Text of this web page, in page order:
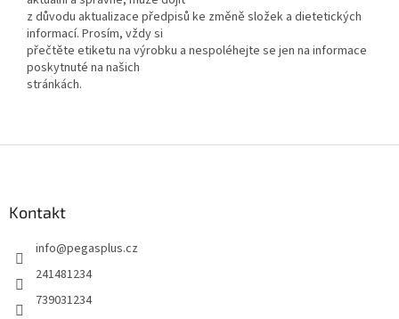
z důvodu aktualizace předpisů ke změně složek a dietetických
informací. Prosím, vždy si
přečtěte etiketu na výrobku a nespoléhejte se jen na informace
poskytnuté na našich
stránkách.
Kontakt
info@pegasplus.cz
241481234
739031234